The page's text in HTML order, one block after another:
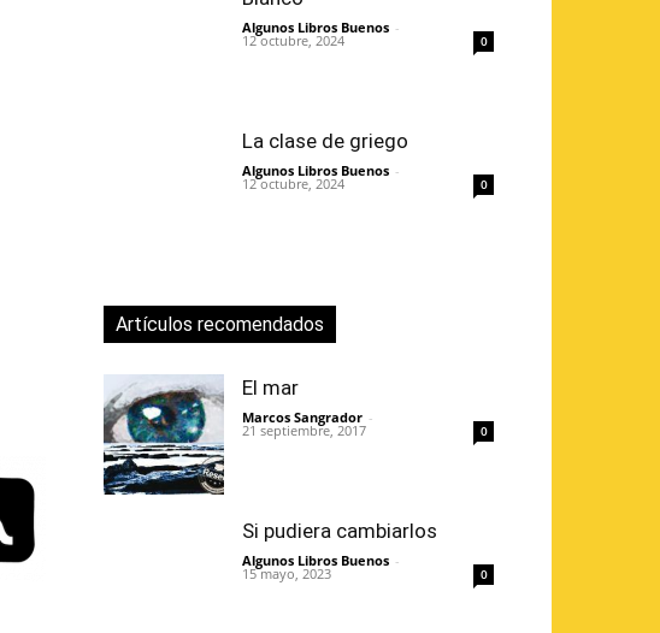
Algunos Libros Buenos -
12 octubre, 2024 0
La clase de griego
Algunos Libros Buenos -
12 octubre, 2024 0
Artículos recomendados
El mar
Marcos Sangrador -
21 septiembre, 2017 0
Si pudiera cambiarlos
Algunos Libros Buenos -
15 mayo, 2023 0